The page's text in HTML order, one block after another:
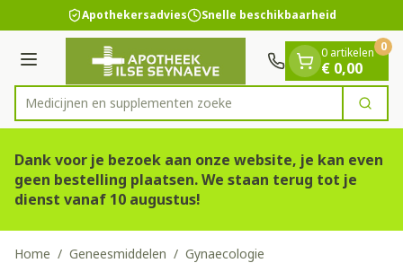
Ga naar de inhoud
1 van 1 Apothekersadvies Snelle beschikbaarheid
Menu
Product, merk, categorie...
Medicijnen en Zoek
0 artikelen
€ 0,00
0
Dank voor je bezoek aan onze website, je kan even
geen bestelling plaatsen. We staan terug tot je
dienst vanaf 10 augustus!
Home / Geneesmiddelen / Gynaecologie